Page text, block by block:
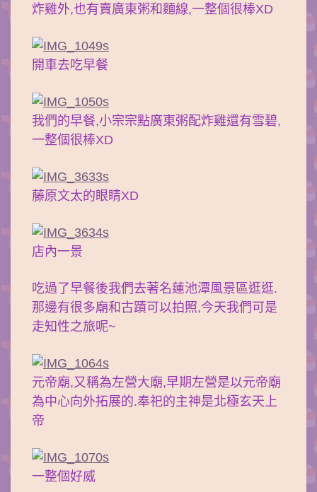
炸雞外,也有賣廣東粥和麵線,一整個很棒XD
開車去吃早餐
我們的早餐,小宗宗點廣東粥配炸雞還有雪碧,
一整個很棒XD
藤原文太的眼睛XD
店內一景
吃過了早餐後我們去著名蓮池潭風景區逛逛.
那邊有很多廟和古蹟可以拍照,今天我們可是
走知性之旅呢~
元帝廟,又稱為左營大廟,早期左營是以元帝廟
為中心向外拓展的.奉祀的主神是北極玄天上
帝
一整個好威